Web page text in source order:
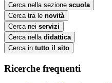
Cerca nella sezione scuola
Cerca tra le novità
Cerca nei servizi
Cerca nella didattica
Cerca in tutto il sito
Ricerche frequenti